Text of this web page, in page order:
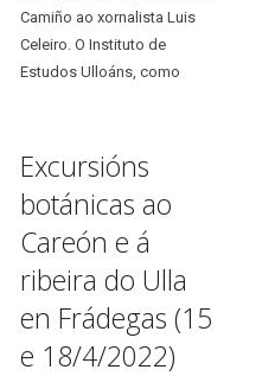
Camiño ao xornalista Luis
Celeiro. O Instituto de
Estudos Ulloáns, como
adheriuse a esta...
Excursións
botánicas ao
Careón e á
ribeira do Ulla
en Frádegas (15
e 18/4/2022)